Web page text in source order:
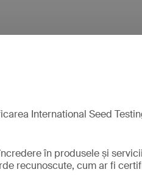
International Seed
în produsele și
recunoscute, cum ar fi